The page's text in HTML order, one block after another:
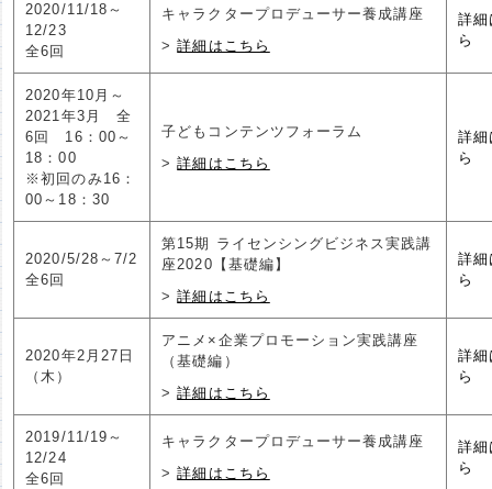
2020/11/18～
12/23
全6回
キャラクタープロデューサー養成講座
詳細はこちら
詳
ら
2020年10月～
2021年3月 全
6回 16：00～
18：00
※初回のみ16：
00～18：30
子どもコンテンツフォーラム
詳細はこちら
詳
ら
2020/5/28～7/2
全6回
第15期 ライセンシングビジネス実践講
座2020【基礎編】
詳細はこちら
詳
ら
2020年2月27日
（木）
アニメ×企業プロモーション実践講座
（基礎編）
詳細はこちら
詳
ら
2019/11/19～
12/24
全6回
キャラクタープロデューサー養成講座
詳細はこちら
詳
ら